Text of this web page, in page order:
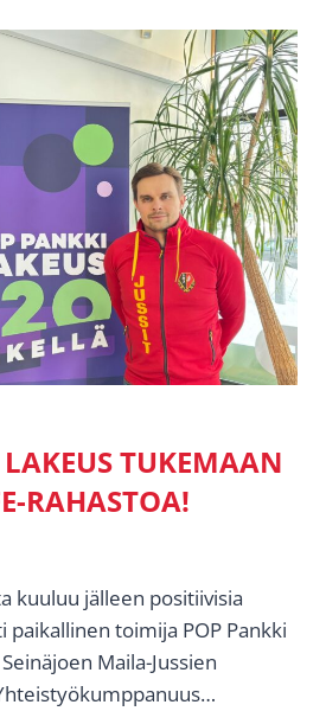
TUKEMAAN
RAHASTOA!
kuuluu jälleen positiivisia
paikallinen toimija POP Pankki
Maila-Jussien